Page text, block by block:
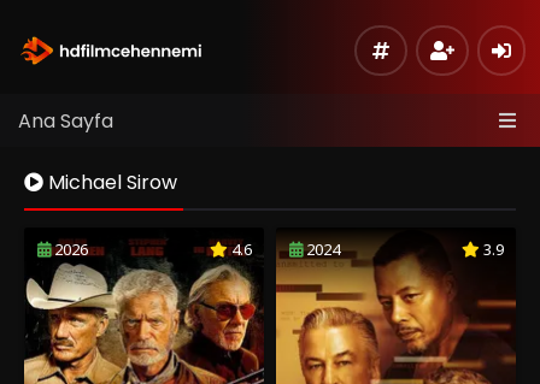
Ana Sayfa
Michael Sirow
2026 4.6 2024 3.9